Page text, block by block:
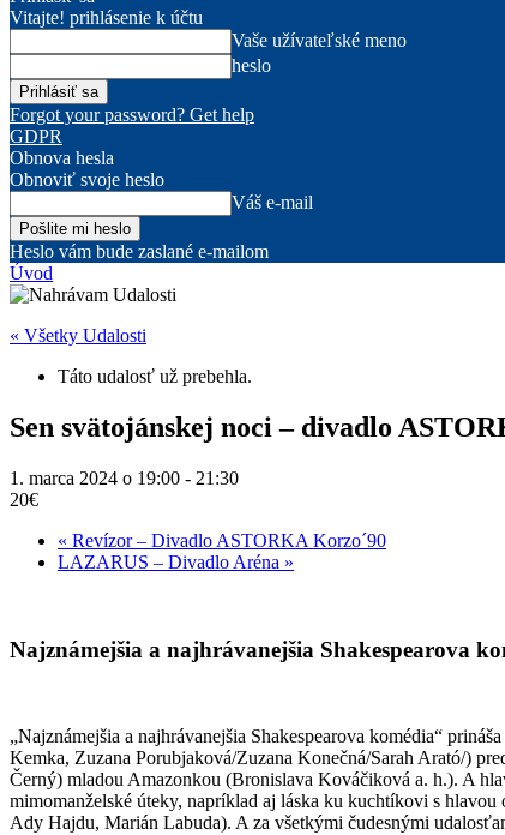
Vitajte! prihlásenie k účtu
Vaše užívateľské meno
heslo
Forgot your password? Get help
GDPR
Obnova hesla
Obnoviť svoje heslo
Váš e-mail
Heslo vám bude zaslané e-mailom
Úvod
« Všetky Udalosti
Táto udalosť už prebehla.
Sen svätojánskej noci – divadlo
1. marca 2024 o 19:00 - 21:30
20€
« Revízor – Divadlo ASTORKA Korzo´90
LAZARUS – Divadlo Aréna »
Najznámejšia a najhrávanejšia Shakespearova
„Najznámejšia a najhrávanejšia Shakespearova komédia“
Kemka, Zuzana Porubjaková/Zuzana Konečná/Sarah Arató/)
Černý) mladou Amazonkou (Bronislava Kováčiková a. h.). A
mimomanželské úteky, napríklad aj láska ku kuchtíkovi s
Ady Hajdu, Marián Labuda). A za všetkými čudesnými